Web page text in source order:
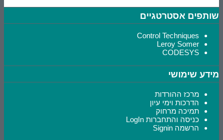
שותפים אסטרטגיים
Control Techniques
Leroy Somer
CODESYS
מידע שימושי
מרכז ההורדות
הדרכות וימי עיון
תמיכה מרחוק
כניסה והתחברות LogIn
הרשמה Signin